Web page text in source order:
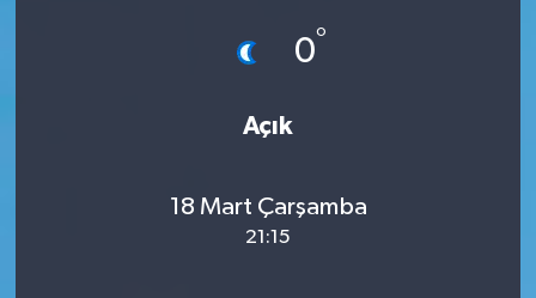
0°
Açık
18 Mart Çarşamba
21:15